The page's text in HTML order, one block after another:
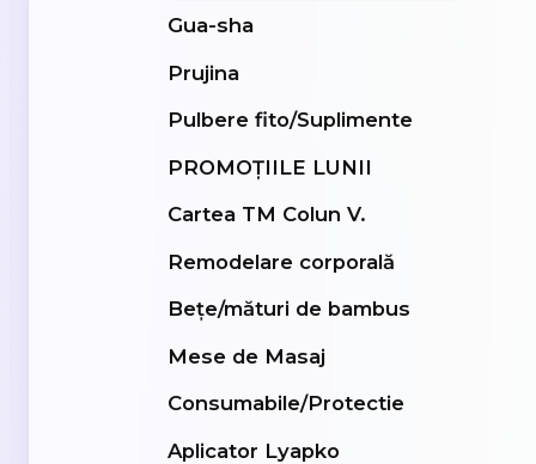
Gua-sha
Prujina
Pulbere fito/Suplimente
PROMOȚIILE LUNII
Cartea TM Colun V.
Remodelare corporală
Bețe/mături de bambus
Mese de Masaj
Consumabile/Protectie
Aplicator Lyapko